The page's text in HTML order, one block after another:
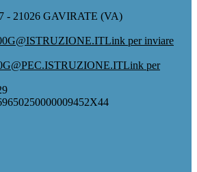
- 21026 GAVIRATE (VA)
Link per inviare
Link per